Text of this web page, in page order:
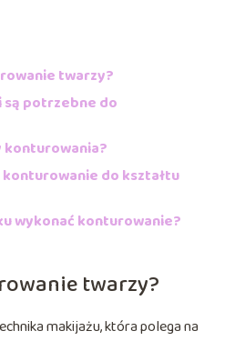
twarzy?
potrzebne do
konturowania?
do kształtu
wykonać konturowanie?
twarzy?
makijażu, która polega na